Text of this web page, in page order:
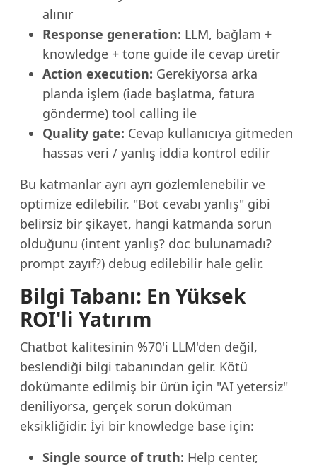
alınır
Response generation: LLM, bağlam +
knowledge + tone guide ile cevap üretir
Action execution: Gerekiyorsa arka
planda işlem (iade başlatma, fatura
gönderme) tool calling ile
Quality gate: Cevap kullanıcıya gitmeden
hassas veri / yanlış iddia kontrol edilir
Bu katmanlar ayrı ayrı gözlemlenebilir ve
optimize edilebilir. "Bot cevabı yanlış" gibi
belirsiz bir şikayet, hangi katmanda sorun
olduğunu (intent yanlış? doc bulunamadı?
prompt zayıf?) debug edilebilir hale gelir.
Bilgi Tabanı: En Yüksek
ROI'li Yatırım
Chatbot kalitesinin %70'i LLM'den değil,
beslendiği bilgi tabanından gelir. Kötü
dokümante edilmiş bir ürün için "AI yetersiz"
deniliyorsa, gerçek sorun doküman
eksikliğidir. İyi bir knowledge base için:
Single source of truth: Help center,